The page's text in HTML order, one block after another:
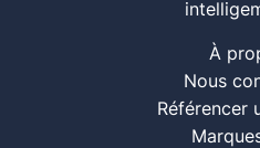
À
Nous
Référencer